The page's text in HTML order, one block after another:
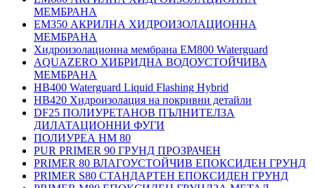
МЕМБРАНА
EM350 АКРИЛНА ХИДРОИЗОЛАЦИОННА
МЕМБРАНА
Хидроизолационна мембрана EM800 Waterguard
AQUAZERO ХИБРИДНА ВОДОУСТОЙЧИВА
МЕМБРАНА
HB400 Waterguard Liquid Flashing Hybrid
HB420 Хидроизолация на покривни детайли
DF25 ПОЛИУРЕТАНОВ ПЪЛНИТЕЛЗА
ДИЛАТАЦИОННИ ФУГИ
ПОЛИУРЕА HM 80
PUR PRIMER 90 ГРУНД ПРОЗРАЧЕН
PRIMER 80 ВЛАГОУСТОЙЧИВ ЕПОКСИДЕН ГРУНД
PRIMER S80 СТАНДАРТЕН ЕПОКСИДЕН ГРУНД